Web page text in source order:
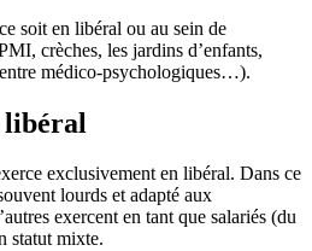
soit en libéral ou au sein de
crèches, les jardins d’enfants,
médico-psychologiques…).
libéral
exclusivement en libéral. Dans ce
lourds et adapté aux
exercent en tant que salariés (du
statut mixte.